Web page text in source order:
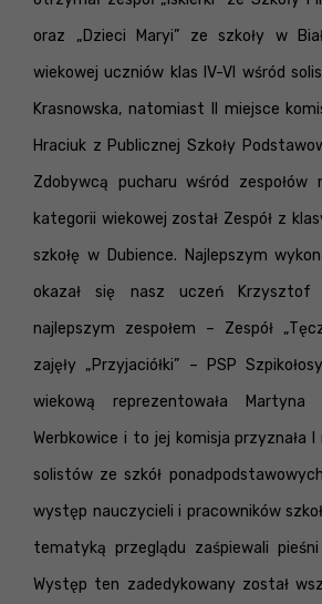
oraz „Dzieci Maryi” ze szkoły w
wiekowej uczniów klas IV-VI wśród
Krasnowska, natomiast II miejsce
Hraciuk z Publicznej Szkoły
Zdobywcą pucharu wśród
kategorii wiekowej został Zespół z
szkołę w Dubience. Najlepszym
okazał się nasz uczeń Krzysztof
najlepszym zespołem – Zespół
zajęły „Przyjaciółki” – PSP
wiekową reprezentowała
Werbkowice i to jej komisja przyznała
solistów ze szkół
występ nauczycieli i pracowników
tematyką przeglądu zaśpiewali pieśni
Występ ten zadedykowany został